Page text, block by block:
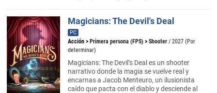
Magicians: The Devil's Deal
PC
Acción > Primera persona (FPS) > Shooter / 2027 (Por
determinar)
Magicians: The Devil’s Deal es un shooter
narrativo donde la magia se vuelve real y
encarnas a Jacob Menteuro, un ilusionista
caído que pacta con el diablo y desciende al